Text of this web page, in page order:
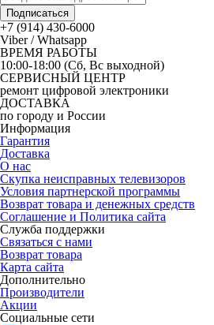
Подписаться
+7 (914) 430-6000
Viber / Whatsapp
ВРЕМЯ РАБОТЫ
10:00-18:00 (Сб, Вс выходной)
СЕРВИСНЫЙ ЦЕНТР
ремонт цифровой электроники
ДОСТАВКА
по городу и России
Информация
Гарантия
Доставка
О нас
Скупка неисправных телевизоров
Условия партнерской программы
Возврат товара и денежных средств
Соглашение и Политика сайта
Служба поддержки
Связаться с нами
Возврат товара
Карта сайта
Дополнительно
Производители
Акции
Социальные сети